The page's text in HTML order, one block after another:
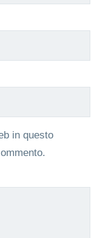
in questo